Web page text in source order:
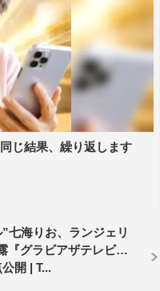
じ結果、繰り返します
七海りお、ランジェリ
『グラビアザテレビジ
開 | T...